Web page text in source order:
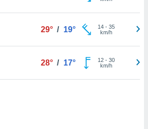
29° / 19° 14- 35
km/h
28° / 17° 12- 30
km/h